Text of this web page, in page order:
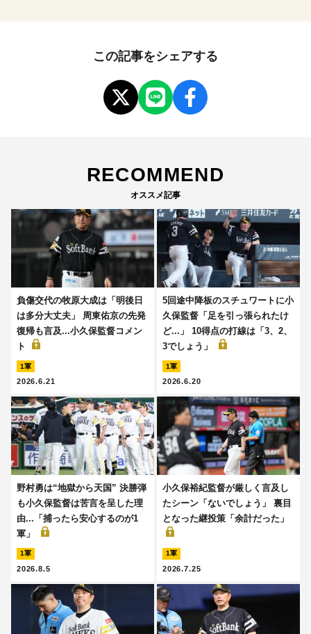
この記事をシェアする
RECOMMEND
オススメ記事
負傷交代の牧原大成は「明後日
は多分大丈夫」 周東佑京の先発
復帰も言及...小久保監督コメン
ト
1軍
2026.6.21
5回途中降板のスチュワートに小
久保監督「足を引っ張られたけ
ど...」 10得点の打線は「3、2、
3でしょう」
1軍
2026.6.20
野村勇は“地獄から天国” 決勝弾
も小久保監督は苦言を呈した理
由...「捕ったら安心するのが1
軍」
1軍
2026.8.5
小久保裕紀監督が厳しく言及し
たシーン「ないでしょう」 裏目
となった継投策「余計だった」
1軍
2026.7.25